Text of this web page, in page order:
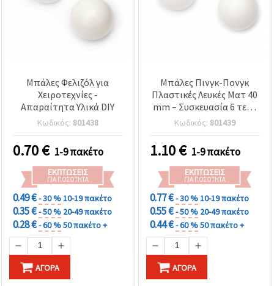
Μπάλες Φελιζόλ για
Χειροτεχνίες -
Απαραίτητα Υλικά DIY
Κωδικός: 801438
0.70€ 1-9 πακέτο
ΕΚΠΤΏΣΕΙΣ
ΓΙΑ ΠΟΣΌΤΗΤΑ
0.49 €- 30 %10-19 πακέτο
0.35 €- 50 % 20-49 πακέτο
0.28 €- 60 %50 πακέτο +
ΑΓΟΡΆ
Μπάλες Πινγκ-Πονγκ
Πλαστικές Λευκές Ματ 40
mm – Συσκευασία 6 τεμ.,
ιδανικές για χειροτεχνίες
& DIY κατασκευές
Κωδικός: 801439
1.10€ 1-9 πακέτο
ΕΚΠΤΏΣΕΙΣ
ΓΙΑ ΠΟΣΌΤΗΤΑ
0.77 €- 30 %10-19 πακέτο
0.55 €- 50 % 20-49 πακέτο
0.44 €- 60 %50 πακέτο +
ΑΓΟΡΆ